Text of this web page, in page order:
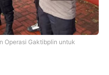
Operasi Gaktibplin untuk